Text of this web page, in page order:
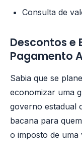
Consulta de
Descontos e
Pagamento
Sabia que se
economizar uma
governo estadual
bacana para
o imposto de uma